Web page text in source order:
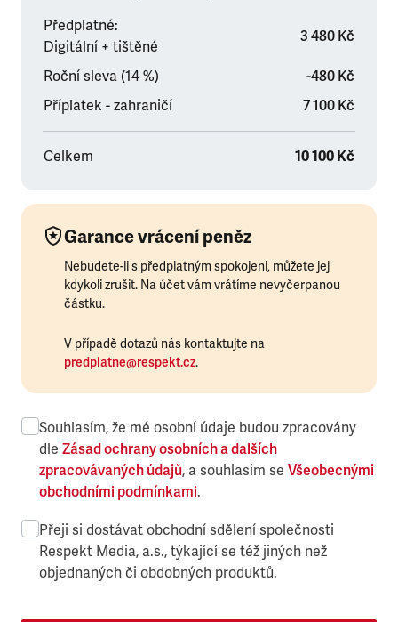
Předplatné:
Digitální + tištěné
3 480 Kč
Roční sleva (14 %)
-480 Kč
Příplatek - zahraničí
7 100 Kč
Celkem 10 100 Kč
Garance vrácení peněz
Nebudete-li s předplatným spokojeni, můžete jej
kdykoli zrušit. Na účet vám vrátíme nevyčerpanou
částku.
V případě dotazů nás kontaktujte na
predplatne@respekt.cz.
Souhlasím, že mé osobní údaje budou zpracovány
dle Zásad ochrany osobních a dalších
zpracovávaných údajů, a souhlasím se Všeobecnými
obchodními podmínkami.
Přeji si dostávat obchodní sdělení společnosti
Respekt Media, a.s., týkající se též jiných než
objednaných či obdobných produktů.